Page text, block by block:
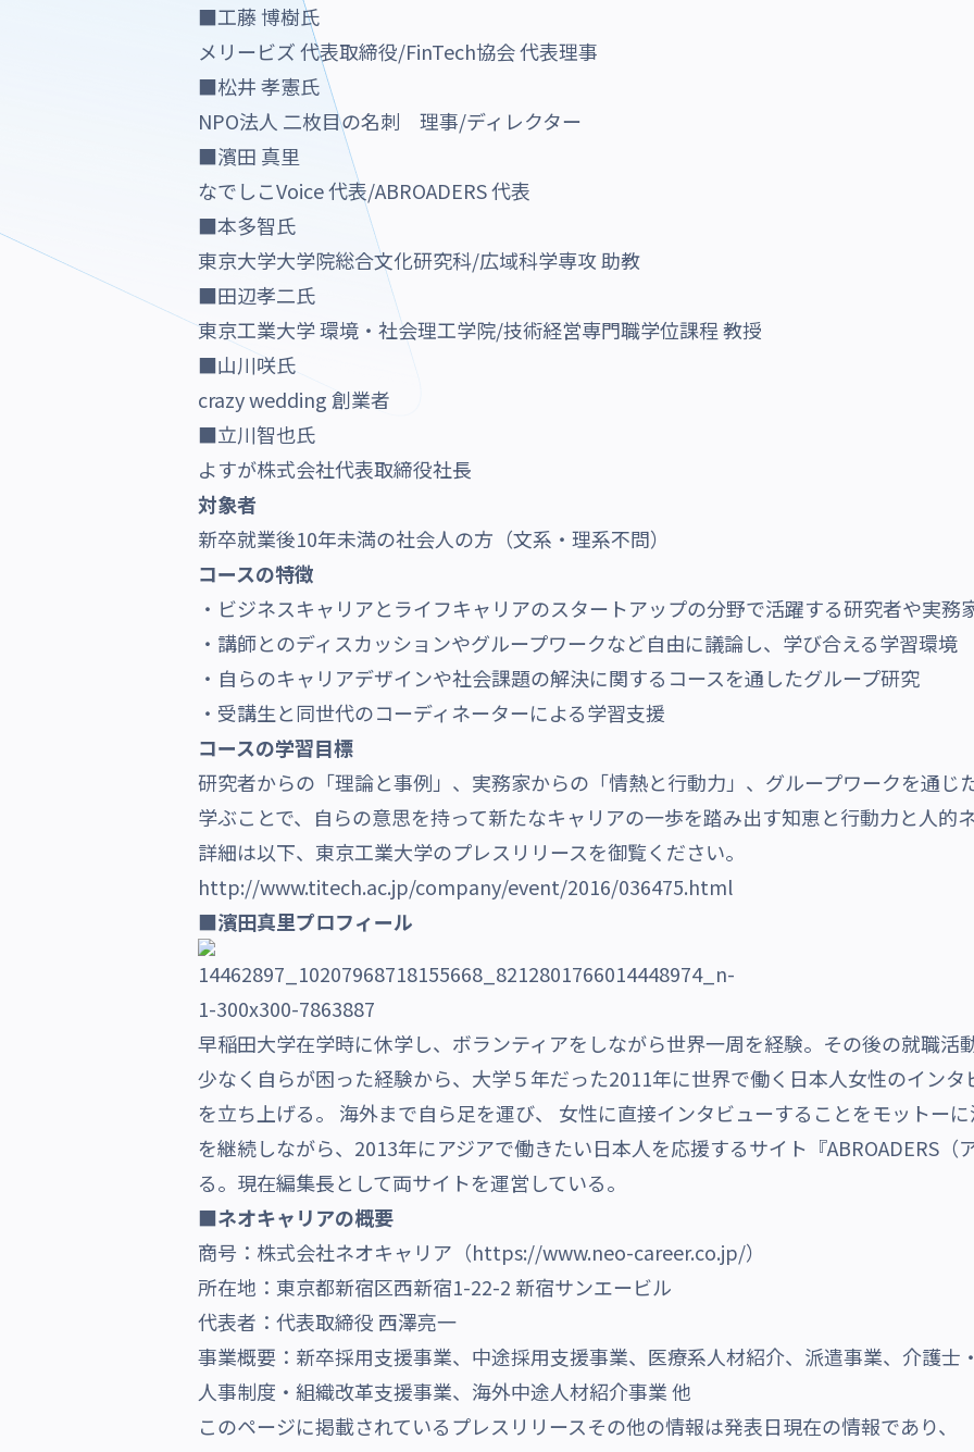
■工藤 博樹氏
メリービズ 代表取締役/FinTech協会 代表理事
■松井 孝憲氏
NPO法人 二枚目の名刺 理事/ディレクター
■濱田 真里
なでしこVoice 代表/ABROADERS 代表
■本多智氏
東京大学大学院総合文化研究科/広域科学専攻 助教
■田辺孝二氏
東京工業大学 環境・社会理工学院/技術経営専門職学位課程 教授
■山川咲氏
crazy wedding 創業者
■立川智也氏
よすが株式会社代表取締役社長
対象者
新卒就業後10年未満の社会人の方（文系・理系不問）
コースの特徴
・ビジネスキャリアとライフキャリアのスタートアップの分野で活躍する研究者や実務
・講師とのディスカッションやグループワークなど自由に議論し、学び合える学習環境
・自らのキャリアデザインや社会課題の解決に関するコースを通したグループ研究
・受講生と同世代のコーディネーターによる学習支援
コースの学習目標
研究者からの「理論と事例」、実務家からの「情熱と行動力」、グループワークを通じ
学ぶことで、自らの意思を持って新たなキャリアの一歩を踏み出す知恵と行動力と人的
詳細は以下、東京工業大学のプレスリリースを御覧ください。
​http://www.titech.ac.jp/company/event/2016/036475.html
■濱田真里プロフィール
早稲田大学在学時に休学し、ボランティアをしながら世界一周を経験。その後の就職活
少なく自らが困った経験から、大学５年だった2011年に世界で働く日本人女性のインタ
を立ち上げる。 海外まで自ら足を運び、 女性に直接インタビューすることをモットー
を継続しながら、2013年にアジアで働きたい日本人を応援するサイト『ABROADERS（
る。現在編集長として両サイトを運営している。
■ネオキャリアの概要
商号：株式会社ネオキャリア（https://www.neo-career.co.jp/）
所在地：東京都新宿区西新宿1-22-2 新宿サンエービル
代表者：代表取締役 西澤亮一
事業概要：新卒採用支援事業、中途採用支援事業、医療系人材紹介、派遣事業、介護士
人事制度・組織改革支援事業、海外中途人材紹介事業 他
このページに掲載されているプレスリリースその他の情報は発表日現在の情報であり、